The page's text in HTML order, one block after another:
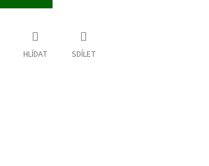
HLÍDAT SDÍLET